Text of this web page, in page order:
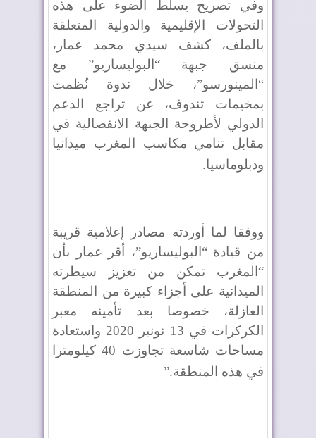
وفي تصريح يسلط الضوء على هذه
التحولات الإقليمية والدولية المتعلقة
بالملف، كشف سيدي محمد عمار،
منسق جبهة “البوليساريو” مع
“المينورسو”، خلال ندوة نُظمت
بمخيمات تندوف، عن تراجع الدعم
الدولي لأطروحة الجبهة الانفصالية في
مقابل تنامي مكاسب المغرب ميدانيا
ودبلوماسيا.
ووفقا لما أوردته مصادر إعلامية قريبة
من قيادة “البوليساريو”، أقر عمار بأن
“المغرب تمكن من تعزيز سيطرته
الميدانية على أجزاء كبيرة من المنطقة
العازلة، خصوصا بعد تأمينه معبر
الكركرات في 13 نونبر 2020 واستعادة
مساحات شاسعة تجاوزت 40 كيلومترا
في هذه المنطقة”.